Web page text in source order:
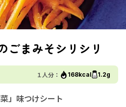
ごまみそシリシリ
１人分： 168kcal 1.2g
」味つけシート